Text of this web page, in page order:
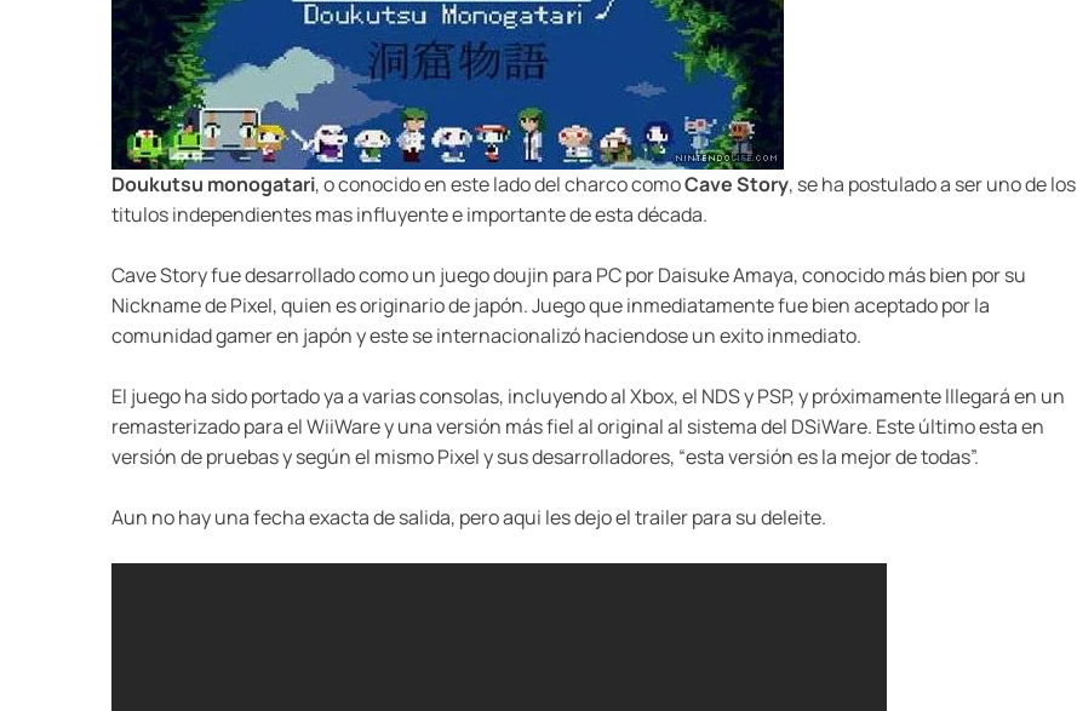
Doukutsu monogatari, o conocido en este lado del charco comoCave Story, se ha postulado a ser uno de los
titulos independientes mas influyente e importante de esta década.
Cave Story fue desarrollado como un juego doujin para PC por Daisuke Amaya, conocido más bien por su
Nickname de Pixel, quien es originario de japón. Juego que inmediatamente fue bien aceptado por la
comunidad gamer en japón y este se internacionalizó haciendose un exito inmediato.
El juego ha sido portado ya a varias consolas, incluyendo al Xbox, el NDS y PSP, y próximamente lllegará en un
remasterizado para el WiiWare y una versión más fiel al original al sistema del DSiWare. Este último esta en
versión de pruebas y según el mismo Pixel y sus desarrolladores, “esta versión es la mejor de todas”.
Aun no hay una fecha exacta de salida, pero aqui les dejo el trailer para su deleite.